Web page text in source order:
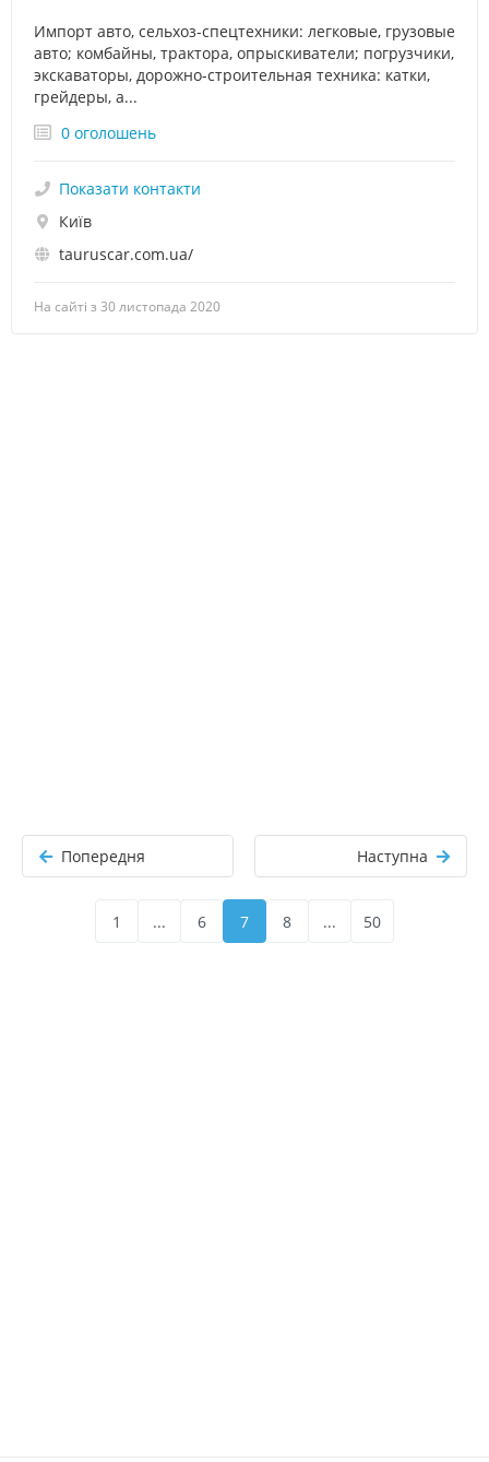
Импорт авто, сельхоз-спецтехники: легковые, грузовые
авто; комбайны, трактора, опрыскиватели; погрузчики,
экскаваторы, дорожно-строительная техника: катки,
грейдеры, а...
0 оголошень
На сайті з 30 листопада 2020
Показати контакти
Київ
tauruscar.com.ua/
Попередня Наступна
1 ... 6 7 8 ... 50